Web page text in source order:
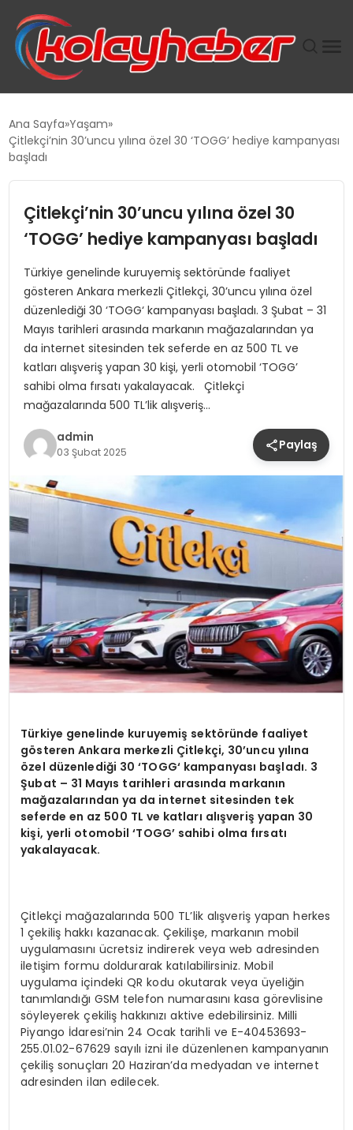
SUWEN’IN İSTIHDAM MODELI EKONOMIDE KADIN
TANYER YAPI ZEMIN MÜHENDISLIĞINDE HEDEF
BÜYÜTTÜ
TOROSLAR’DA PAZAR GERGİNLİĞİ!
Ana Sayfa Yaşam
Çitlekçi’nin 30’uncu yılına özel 30 ‘TOGG’ hediye kampanyası
başladı
Çitlekçi’nin 30’uncu yılına özel 30
‘TOGG’ hediye kampanyası başladı
Türkiye genelinde kuruyemiş sektöründe faaliyet
gösteren Ankara merkezli Çitlekçi, 30’uncu yılına özel
düzenlediği 30 ‘TOGG‘ kampanyası başladı. 3 Şubat – 31
Mayıs tarihleri arasında markanın mağazalarından ya
da internet sitesinden tek seferde en az 500 TL ve
katları alışveriş yapan 30 kişi, yerli otomobil ‘TOGG’
sahibi olma fırsatı yakalayacak. Çitlekçi
mağazalarında 500 TL’lik alışveriş…
admin
03 Şubat 2025 Paylaş
Türkiye genelinde kuruyemiş sektöründe faaliyet
gösteren Ankara merkezli Çitlekçi, 30’uncu yılına
özel düzenlediği 30 ‘TOGG‘ kampanyası başladı. 3
Şubat – 31 Mayıs tarihleri arasında markanın
mağazalarından ya da internet sitesinden tek
seferde en az 500 TL ve katları alışveriş yapan 30
kişi, yerli otomobil ‘TOGG’ sahibi olma fırsatı
yakalayacak.
Çitlekçi mağazalarında 500 TL’lik alışveriş yapan herkes
1 çekiliş hakkı kazanacak. Çekilişe, markanın mobil
uygulamasını ücretsiz indirerek veya web adresinden
iletişim formu doldurarak katılabilirsiniz. Mobil
uygulama içindeki QR kodu okutarak veya üyeliğin
tanımlandığı GSM telefon numarasını kasa görevlisine
söyleyerek çekiliş hakkınızı aktive edebilirsiniz. Milli
Piyango İdaresi’nin 24 Ocak tarihli ve E-40453693-
255.01.02-67629 sayılı izni ile düzenlenen kampanyanın
çekiliş sonuçları 20 Haziran’da medyadan ve internet
adresinden ilan edilecek.